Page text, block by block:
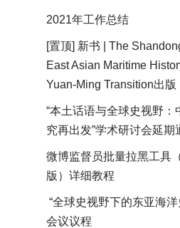
2021年工作总结
[置顶] 新书 | The
East Asian Maritime
Yuan-Ming Transition出版
“本土话语与全球史视野：
究再出发”学术研讨会延期
微博监督员批量拉黑工具
版）详细教程
“全球史视野下的东亚海
会议议程